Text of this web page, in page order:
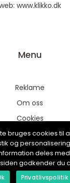
www.klikko.dk
Menu
Reklame
Om oss
Cookies
Kontakt Oss
Sitemap
bruges cookies til
og
deles
godkender du
Privatlivspolitik